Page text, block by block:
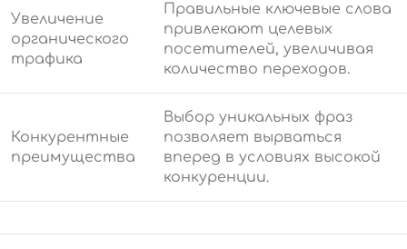
Увеличение
органического
трафика
Правильные ключевые слова
привлекают целевых
посетителей, увеличивая
количество переходов.
Конкурентные
преимущества
Выбор уникальных фраз
позволяет вырваться
вперед в условиях высокой
конкуренции.